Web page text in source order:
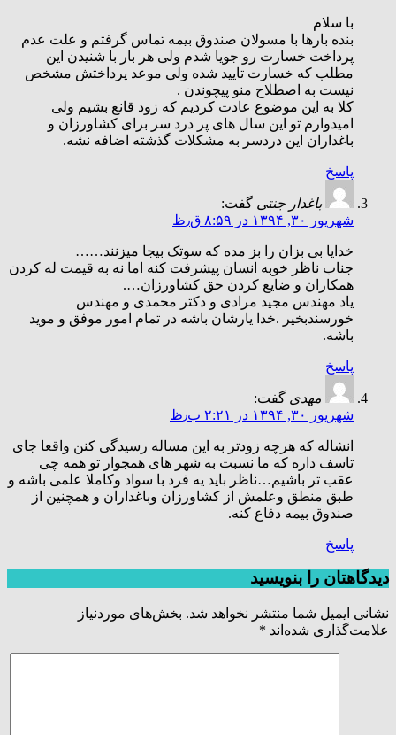
با سلام
بنده بارها با مسولان صندوق بیمه تماس گرفتم و علت عدم
پرداخت خسارت رو جویا شدم ولی هر بار با شنیدن این
مطلب که خسارت تایید شده ولی موعد پرداختش مشخص
نیست به اصطلاح منو پیچوندن .
کلا به این موضوع عادت کردیم که زود قانع بشیم ولی
امیدوارم تو این سال های پر درد سر برای کشاورزان و
باغداران این دردسر به مشکلات گذشته اضافه نشه.
پاسخ
باغدار جنتی گفت:
شهریور ۳۰, ۱۳۹۴ در ۸:۵۹ ق٫ظ
خدایا بی بزان را بز مده که سوتک بیجا میزنند……
جناب ناظر خوبه انسان پیشرفت کنه اما نه به قیمت له کردن
همکاران و ضایع کردن حق کشاورزان….
یاد مهندس مجید مرادی و دکتر محمدی و مهندس
خورسندبخیر .خدا یارشان باشه در تمام امور موفق و موید
باشه.
پاسخ
مهدی گفت:
شهریور ۳۰, ۱۳۹۴ در ۲:۲۱ ب٫ظ
انشاله که هرچه زودتر به این مساله رسیدگی کنن واقعا جای
تاسف داره که ما نسبت به شهر های همجوار تو همه چی
عقب تر باشیم…ناظر باید یه فرد با سواد وکاملا علمی باشه و
طبق منطق وعلمش از کشاورزان وباغداران و همچنین از
صندوق بیمه دفاع کنه.
پاسخ
دیدگاهتان را بنویسید
نشانی ایمیل شما منتشر نخواهد شد. بخش‌های موردنیاز
علامت‌گذاری شده‌اند *